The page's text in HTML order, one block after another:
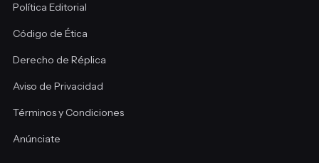
Política Editorial
Código de Ética
Derecho de Réplica
Aviso de Privacidad
Términos y Condiciones
Anúnciate